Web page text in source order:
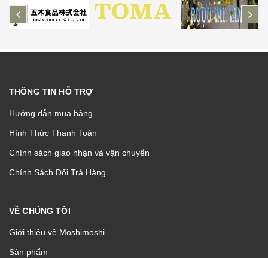
prev
THÔNG TIN HỖ TRỢ
Hướng dẫn mua hàng
Hình Thức Thanh Toán
Chính sách giao nhận và vận chuyển
Chính Sách Đổi Trả Hàng
VỀ CHÚNG TÔI
Giới thiệu về Moshimoshi
Sản phẩm